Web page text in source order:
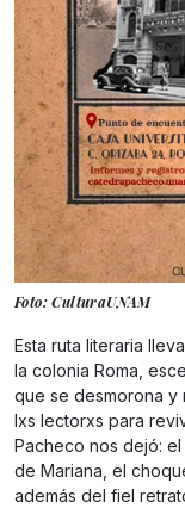
Foto: CulturaUNAM
Esta ruta literaria
la colonia Roma,
que se desmorona y
lxs lectorxs para
Pacheco nos dejó:
de Mariana, el
además del fiel